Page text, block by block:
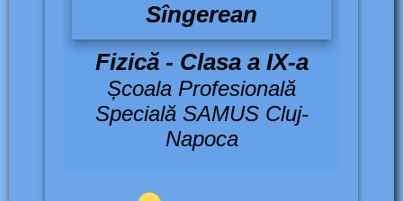
Sîngerean
Fizică - Clasa a IX-a
Școala Profesională
Specială SAMUS Cluj-
Napoca